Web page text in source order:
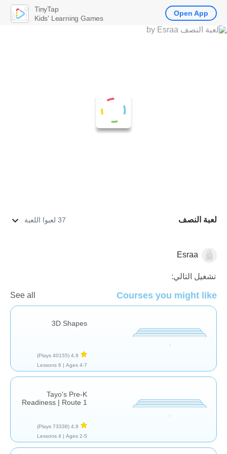
لعبة النصف 37 لعبوا اللعبة
الأشكال والألوان
Esraa
تشغيل التالي:
Courses you might like
See all
3D Shapes
4,9
(40155 Plays)
Ages 4-7 |
6 Lessons
Tayo's Pre-K
Readiness | Route 1
4,9
(73338 Plays)
Ages 2-5 |
4 Lessons
TinyTap
Kids' Learning Games
Open App